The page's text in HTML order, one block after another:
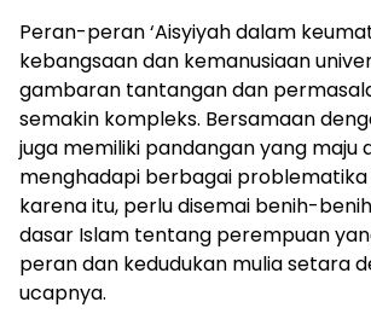
Peran-peran ‘Aisyiyah dalam
kebangsaan dan kemanusiaan
gambaran tantangan dan
semakin kompleks. Bersamaan
juga memiliki pandangan yang maju
menghadapi berbagai problematika
karena itu, perlu disemai benih-
dasar Islam tentang perempuan
peran dan kedudukan mulia setara
ucapnya.